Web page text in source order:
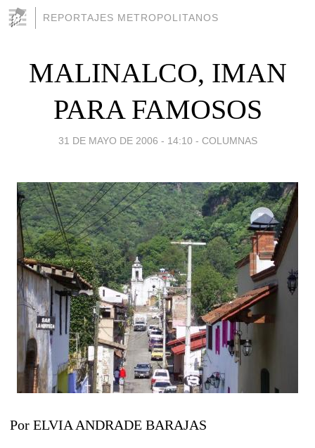
REPORTAJES METROPOLITANOS
MALINALCO, IMAN
PARA FAMOSOS
31 DE MAYO DE 2006 - 14:10 - COLUMNAS
Por ELVIA ANDRADE BARAJAS